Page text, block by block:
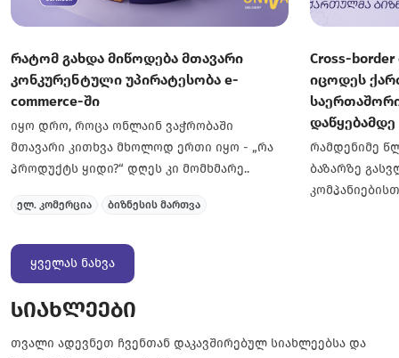
რატომ გახდა მიწოდება მთავარი
კონკურენტული უპირატესობა e-
commerce-ში
იყო დრო, როცა ონლაინ ვაჭრობაში
მთავარი კითხვა მხოლოდ ერთი იყო - „რა
პროდუქტს ყიდი?“ დღეს კი მომხმარე..
ელ. კომერცია ბიზნესის მართვა
Cross-
იცოდეს
დაწყებამდე
რამდენიმე
ბაზარზე
ყველას ნახვა
სიახლეები
თვალი ადევნეთ ჩვენთან დაკავშირებულ სიახლეებსა და